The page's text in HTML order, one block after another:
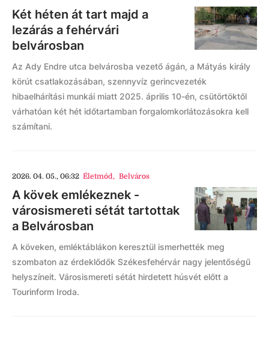
Két héten át tart majd a
lezárás a fehérvári
belvárosban
Az Ady Endre utca belvárosba vezető ágán, a Mátyás király
körút csatlakozásában, szennyvíz gerincvezeték
hibaelhárítási munkái miatt 2025. április 10-én, csütörtöktől
várhatóan két hét időtartamban forgalomkorlátozásokra kell
számítani.
2026. 04. 05., 06:32 Életmód, Belváros
A kövek emlékeznek -
városismereti sétát tartottak
a Belvárosban
A köveken, emléktáblákon keresztül ismerhették meg
szombaton az érdeklődők Székesfehérvár nagy jelentőségű
helyszíneit. Városismereti sétát hirdetett húsvét előtt a
Tourinform Iroda.